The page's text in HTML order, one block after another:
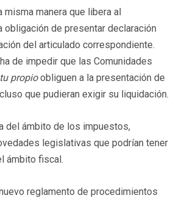
misma manera que libera al
obligación de presentar declaración
del articulado correspondiente.
de impedir que las Comunidades
propioobliguen a la presentación de
que pudieran exigir su liquidación.
del ámbito de los impuestos,
legislativas que podrían tener
ámbito fiscal.
reglamento de procedimientos